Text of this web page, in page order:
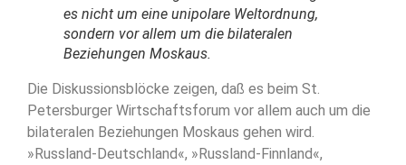
es nicht um eine unipolare Weltordnung,
sondern vor allem um die bilateralen
Beziehungen Moskaus.
Die Diskussionsblöcke zeigen, daß es beim St.
Petersburger Wirtschaftsforum vor allem auch um die
bilateralen Beziehungen Moskaus gehen wird.
»Russland-Deutschland«, »Russland-Finnland«,